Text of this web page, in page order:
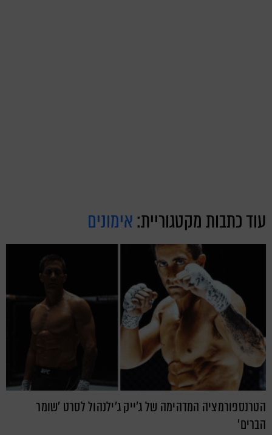
עוד כתבות מקטגוריית:אימונים
הטרנספורמציה המדהימה של ג'ייק ג'ילנהול לסרט 'שומר
הברים'